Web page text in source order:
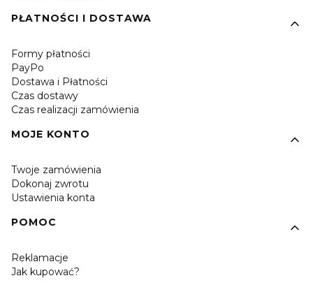
PŁATNOŚCI I DOSTAWA
Formy płatności
PayPo
Dostawa i Płatności
Czas dostawy
Czas realizacji zamówienia
MOJE KONTO
Twoje zamówienia
Dokonaj zwrotu
Ustawienia konta
POMOC
Reklamacje
Jak kupować?